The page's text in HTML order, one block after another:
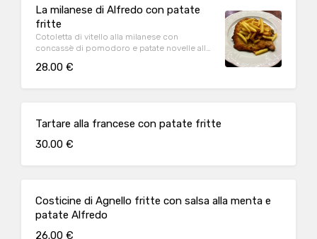
La milanese di Alfredo con patate
fritte
Cotoletta di vitello alla milanese con
concassè di pomodoro e patate novelle alla
28.00 €
Tartare alla francese con patate fritte
30.00 €
Costicine di Agnello fritte con salsa alla menta e
patate Alfredo
26.00 €